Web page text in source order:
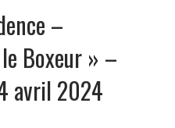
–
Boxeur » –
avril 2024